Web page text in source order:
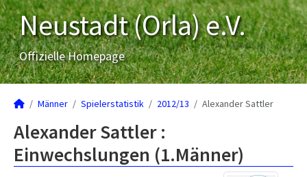
Neustadt (Orla) e.V.
Offizielle Homepage
Männer Spielerstatistik 2012/13 Alexander Sattler
Alexander Sattler :
Einwechslungen (1.Männer)